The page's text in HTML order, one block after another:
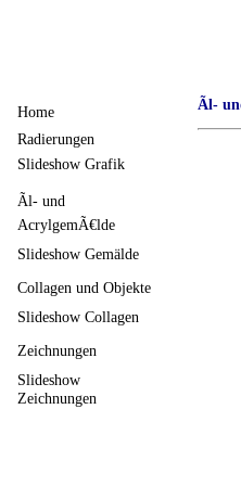
Ãl-
Home
Radierungen
Slideshow Grafik
Ãl- und
AcrylgemÃ€lde
Slideshow Gemälde
Collagen und Objekte
Slideshow Collagen
Zeichnungen
Slideshow
Zeichnungen